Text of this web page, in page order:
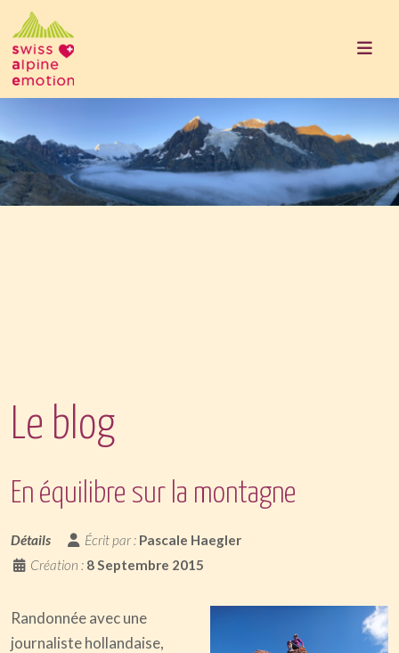
Le blog
En équilibre sur la montagne
Détails Écrit par : Pascale Haegler
Création : 8 Septembre 2015
Randonnée avec une
journaliste hollandaise,